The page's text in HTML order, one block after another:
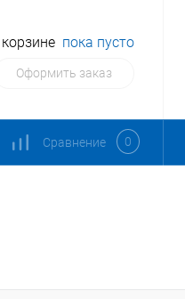
пока пусто
Оформить заказ
Сравнение 0